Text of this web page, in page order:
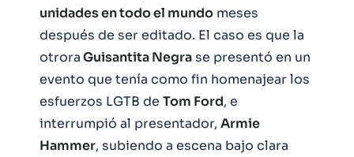
unidades en todo el mundo meses
después de ser editado. El caso es que la
otroraGuisantita Negrase presentó en un
evento que tenía como fin homenajear los
esfuerzos LGTB de Tom Ford, e
interrumpió al presentador, Armie
Hammer, subiendo a escena bajo clara